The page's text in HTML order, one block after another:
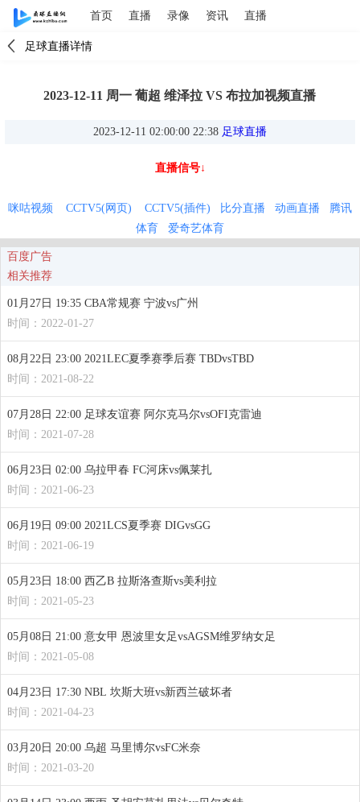
首页 直播 录像 资讯 直播
足球直播详情
2023-12-11 周一 葡超 维泽拉 VS 布拉加视频直播
2023-12-11 02:00:00 22:38 足球直播
直播信号↓
咪咕视频 CCTV5(网页) CCTV5(插件) 比分直播 动画直播
腾讯
体育
爱奇艺体育
百度广告
相关推荐
01月27日 19:35 CBA常规赛 宁波vs广州
时间：2022-01-27
08月22日 23:00 2021LEC夏季赛季后赛 TBDvsTBD
时间：2021-08-22
07月28日 22:00 足球友谊赛 阿尔克马尔vsOFI克雷迪
时间：2021-07-28
06月23日 02:00 乌拉甲春 FC河床vs佩莱扎
时间：2021-06-23
06月19日 09:00 2021LCS夏季赛 DIGvsGG
时间：2021-06-19
05月23日 18:00 西乙B 拉斯洛查斯vs美利拉
时间：2021-05-23
05月08日 21:00 意女甲 恩波里女足vsAGSM维罗纳女足
时间：2021-05-08
04月23日 17:30 NBL 坎斯大班vs新西兰破坏者
时间：2021-04-23
03月20日 20:00 乌超 马里博尔vsFC米奈
时间：2021-03-20